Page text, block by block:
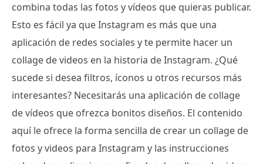
combina todas las fotos y vídeos que quieras publicar.
Esto es fácil ya que Instagram es más que una
aplicación de redes sociales y te permite hacer un
collage de videos en la historia de Instagram. ¿Qué
sucede si desea filtros, íconos u otros recursos más
interesantes? Necesitarás una aplicación de collage
de vídeos que ofrezca bonitos diseños. El contenido
aquí le ofrece la forma sencilla de crear un collage de
fotos y videos para Instagram y las instrucciones